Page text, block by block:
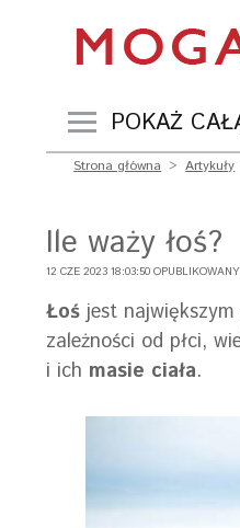
POKAŻ
Strona główna > Artykuły
Ile waży łoś?
12 CZE 2023 18:03:50
Łoś jest
zależności od płci,
i ich masie ciała.